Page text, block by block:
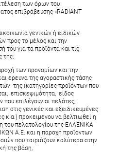
των όρων του
επιβράβευσης «RADIANT
γενικών ή ειδικών
προς το μέλος και την
του για τα προϊόντα και τις
της,
των προνομίων και την
έρευνα της αγοραστικής τάσης
της (κατηγορίες προϊόντων που
επισκεψιμότητα, είδος
που επιλέγουν οι πελάτες,
στις γενικές και εξειδικευμένες
κ.α.) προκειμένου να βελτιωθεί η
του πελατολογίου της ΕΛΛΕΝΙΚΑ
Α.Ε. και η παροχή προϊόντων
που ταιριάζουν καλύτερα στην
της βάση,